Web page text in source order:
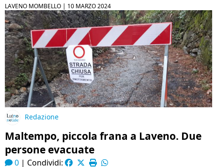
LAVENO MOMBELLO | 10 MARZO 2024
Redazione
Maltempo, piccola frana a Laveno. Due
persone evacuate
0 | Condividi: